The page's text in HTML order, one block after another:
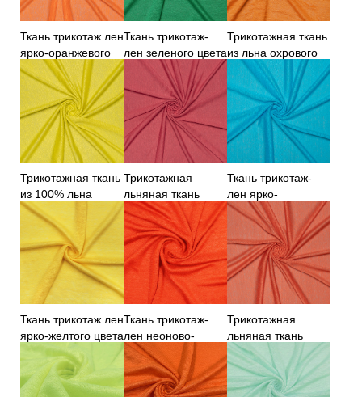
Ткань трикотаж лен
ярко-оранжевого
цвета
Ткань трикотаж-
лен зеленого цвета
Трикотажная ткань
из льна охрового
цвета
Трикотажная ткань
из 100% льна
Трикотажная
льняная ткань
красного цвета
Ткань трикотаж-
лен ярко-
бирюзового цвета
Ткань трикотаж лен
ярко-желтого цвета
Ткань трикотаж-
лен неоново-
оранжевого цвета
Трикотажная
льняная ткань
тыквенного цвета